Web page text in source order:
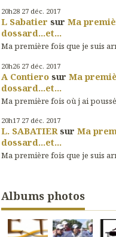
20h28 27 déc. 2017
L Sabatier sur Ma
dossard...et...
Ma première fois que je suis
20h26 27 déc. 2017
A Contiero sur Ma
dossard...et...
Ma première fois où j ai
20h17 27 déc. 2017
L. SABATIER sur Ma
dossard...et...
Ma première fois que je suis
Albums photos